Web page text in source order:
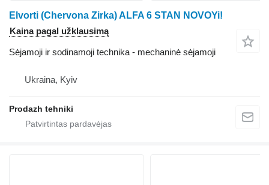
Elvorti (Chervona Zirka) ALFA 6 STAN NOVOYi!
Kaina pagal užklausimą
Sėjamoji ir sodinamoji technika - mechaninė sėjamoji
Ukraina, Kyiv
Prodazh tehniki